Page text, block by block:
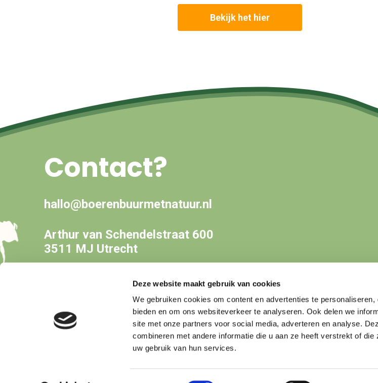
Deze website maakt gebruik van cookies
We gebruiken cookies om content en advertenties te
bieden en om ons websiteverkeer te analyseren. Ook delen we
site met onze partners voor social media, adverteren en analyse.
combineren met andere informatie die u aan ze heeft verstrekt of
uw gebruik van hun services.
Bekijk het hier
Contact?
hallo@boerenbuurmetnatuur.nl
Arthur van Schendelstraat 600
3511 MJ Utrecht